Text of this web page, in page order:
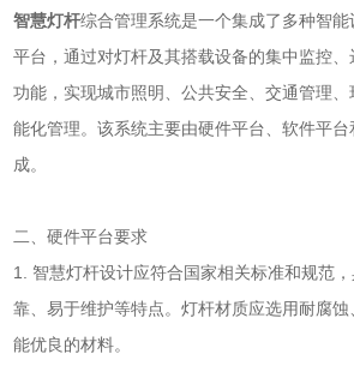
智慧灯杆综合管理系统是一个集成了多种智
平台，通过对灯杆及其搭载设备的集中监控
功能，实现城市照明、公共安全、交通管理
能化管理。该系统主要由硬件平台、软件平
成。
二、硬件平台要求
1. 智慧灯杆设计应符合国家相关标准和规范
靠、易于维护等特点。灯杆材质应选用耐腐
能优良的材料。